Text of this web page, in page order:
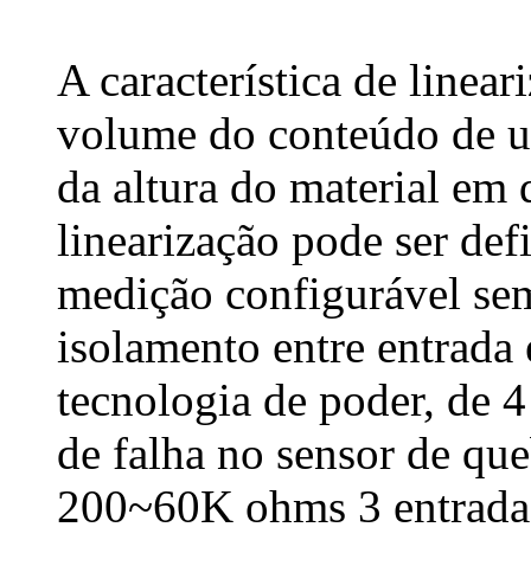
A característica de
volume do conteúdo de
da altura do material em
linearização pode ser
medição configurável
isolamento entre entrada
tecnologia de poder, de
de falha no sensor de
200~60K ohms 3